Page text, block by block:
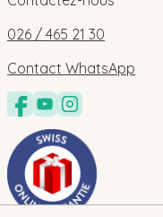
026 / 465 21 30
Contact WhatsApp